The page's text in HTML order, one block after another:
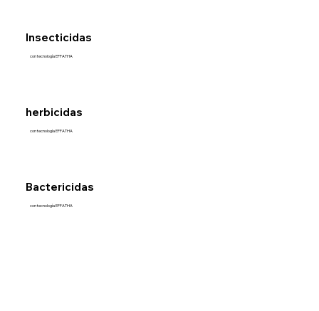
con tecnología EFFATHA
Insecticidas
con tecnología EFFATHA
herbicidas
con tecnología EFFATHA
Bactericidas